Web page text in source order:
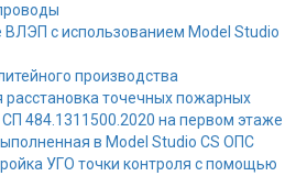
ВЛЭП с использованием Model Studio
производства
расстановка точечных пожарных
484.1311500.2020 на первом этаже
в Model Studio CS ОПС
УГО точки контроля с помощью